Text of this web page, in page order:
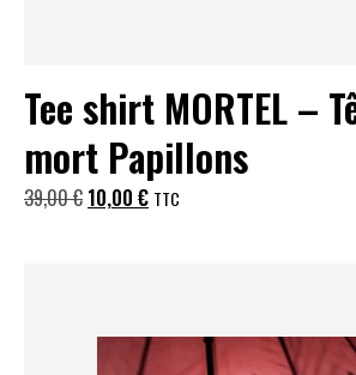
Tee shirt MORTEL –
mort Papillons
39,00€ Le
39,00 €.
10,00 €Le
10,00 €.
TTC